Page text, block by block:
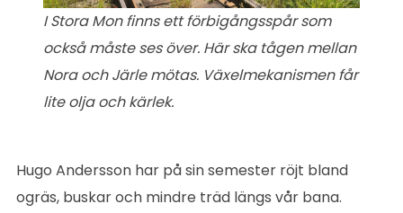
I Stora Mon finns ett förbigångsspår som
också måste ses över. Här ska tågen mellan
Nora och Järle mötas. Växelmekanismen får
lite olja och kärlek.
Hugo Andersson har på sin semester röjt bland
ogräs, buskar och mindre träd längs vår bana.